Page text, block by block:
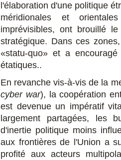
l'élaboration d'une politique
méridionales et
imprévisibles, ont brouillé
stratégique. Dans ces
«statu-quo» et a
étatiques..
En revanche vis-à-vis de la
cyber war), la coopération
est devenue un impératif
largement partagées, les
d'inertie politique moins
aux frontières de l'Union a
profité aux acteurs